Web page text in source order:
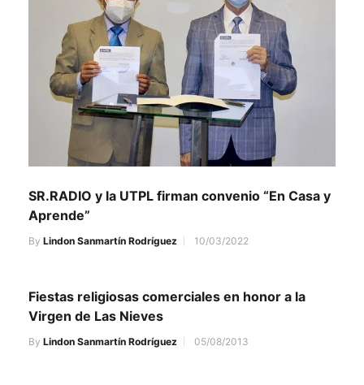
SR.RADIO y la UTPL firman convenio “En Casa y
Aprende”
By Lindon Sanmartín Rodríguez 10/03/2022
Fiestas religiosas comerciales en honor a la
Virgen de Las Nieves
By Lindon Sanmartín Rodríguez 05/08/2013